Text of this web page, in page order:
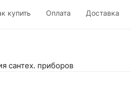
купить Оплата Доставка
сантех. приборов